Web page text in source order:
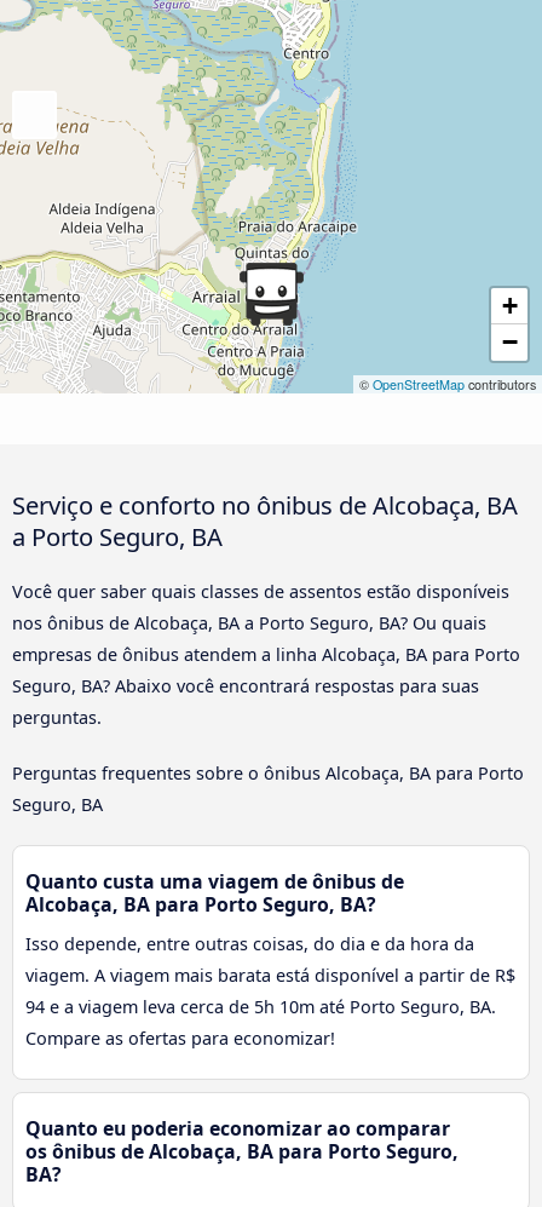
+
−
© OpenStreetMap contributors
Serviço e conforto no ônibus de Alcobaça, BA
a Porto Seguro, BA
Você quer saber quais classes de assentos estão disponíveis
nos ônibus de Alcobaça, BA a Porto Seguro, BA? Ou quais
empresas de ônibus atendem a linha Alcobaça, BA para Porto
Seguro, BA? Abaixo você encontrará respostas para suas
perguntas.
Perguntas frequentes sobre o ônibus Alcobaça, BA para Porto
Seguro, BA
Quanto custa uma viagem de ônibus de
Alcobaça, BA para Porto Seguro, BA?
Isso depende, entre outras coisas, do dia e da hora da
viagem. A viagem mais barata está disponível a partir de R$
94 e a viagem leva cerca de 5h 10m até Porto Seguro, BA.
Compare as ofertas para economizar!
Quanto eu poderia economizar ao comparar
os ônibus de Alcobaça, BA para Porto Seguro,
BA?